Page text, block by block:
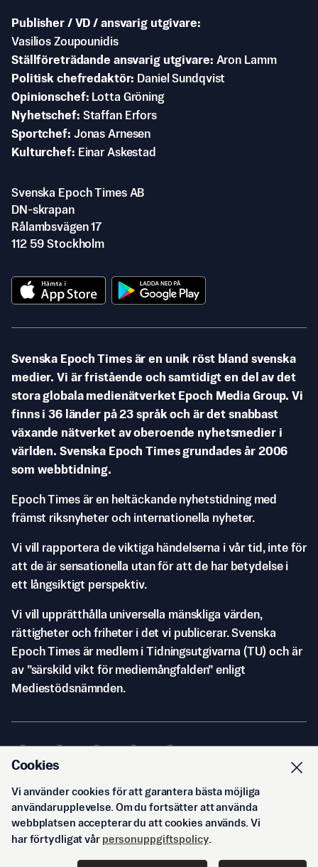
Publisher / VD / ansvarig utgivare
Vasilios Zoupounidis
Ställföreträdande ansvarig utgivare Aron Lamm
Politisk chefredaktör
Daniel Sundqvist
Opinionschef
Lotta Gröning
Nyhetschef Staffan Erfors
Sportchef Jonas Arnesen
Kulturchef
Einar Askestad
Svenska Epoch Times AB
DN-skrapan
Rålambsvägen 17
112 59 Stockholm
Svenska Epoch Times är en unik röst bland svenska
medier. Vi är fristående och samtidigt en del av det
stora globala medienätverket Epoch Media Group. Vi
finns i 36 länder på 23 språk och är det snabbast
växande nätverket av oberoende nyhetsmedier i
världen. Svenska Epoch Times grundades år 2006
som webbtidning.
Epoch Times är en heltäckande nyhetstidning med
främst riksnyheter och internationella nyheter.
Vi vill rapportera de viktiga händelserna i vår tid, inte för
att de är sensationella utan för att de har betydelse i
ett långsiktigt perspektiv.
Vi vill upprätthålla universella mänskliga värden,
rättigheter och friheter i det vi publicerar. Svenska
Epoch Times är medlem i Tidningsutgivarna (TU) och är
av ”särskild vikt för mediemångfalden” enligt
Mediestödsnämnden.
© Svenska Epoch Times AB2026
Cookies
Vi använder cookies för att garantera bästa möjliga
användarupplevelse. Om du fortsätter att använda
webbplatsen accepterar du att cookies används. Vi
har förtydligat vår personuppgiftspolicy.